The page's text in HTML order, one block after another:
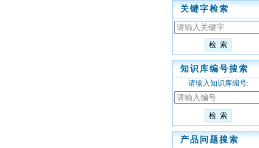
关键字检索
知识库编号搜索
请输入知识库编号:
产品问题搜索